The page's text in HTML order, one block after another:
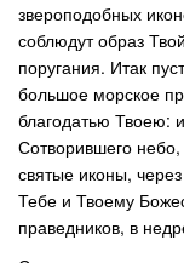
звероподобных
соблюдут образ
поругания. Итак
большое морское
благодатью Твоею:
Сотворившего
святые иконы,
Тебе и Твоему
праведников, в